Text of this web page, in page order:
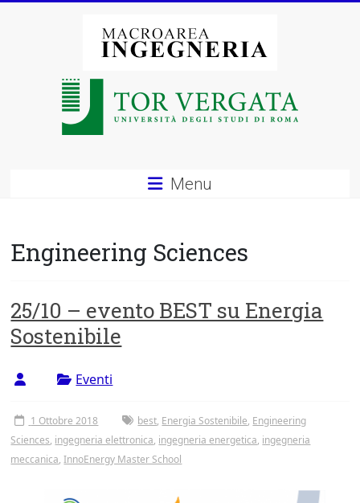
Macroarea
degli
di
Roma
Tor
Vergata
Menu
Engineering Sciences
25/10 – evento BEST su Energia
Sostenibile
Eventi
1 Ottobre 2018 best, Energia Sostenibile, Engineering
Sciences, ingegneria elettronica, ingegneria energetica, ingegneria
meccanica,InnoEnergy Master School